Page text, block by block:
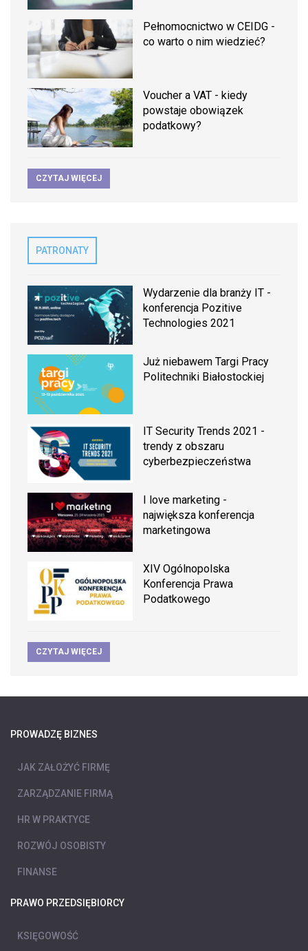
Pełnomocnictwo w CEIDG -
co warto o nim wiedzieć?
Voucher a VAT - kiedy
powstaje obowiązek
podatkowy?
CZYTAJ WIĘCEJ
PATRONATY
Wydarzenie dla branży IT -
konferencja Pozitive
Technologies 2021
Już niebawem Targi Pracy
Politechniki Białostockiej
IT Security Trends 2021 -
trendy z obszaru
cyberbezpieczeństwa
I love marketing -
największa konferencja
marketingowa
XIV Ogólnopolska
Konferencja Prawa
Podatkowego
CZYTAJ WIĘCEJ
PROWADZĘ BIZNES
JAK ZAŁOŻYĆ FIRMĘ
ZARZĄDZANIE FIRMĄ
HR W PRAKTYCE
ROZWÓJ OSOBISTY
FINANSE
PRAWO PRZEDSIĘBIORCY
KSIĘGOWOŚĆ